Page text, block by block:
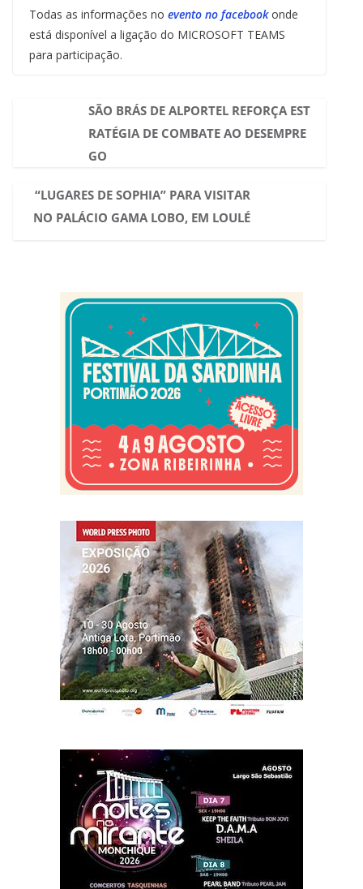
Todas as informações no evento no facebookonde
está disponível a ligação do MICROSOFT TEAMS
para participação.
SÃO BRÁS DE ALPORTEL REFORÇA EST
RATÉGIA DE COMBATE AO DESEMPRE
GO
“LUGARES DE SOPHIA” PARA VISITAR
NO PALÁCIO GAMA LOBO, EM LOULÉ